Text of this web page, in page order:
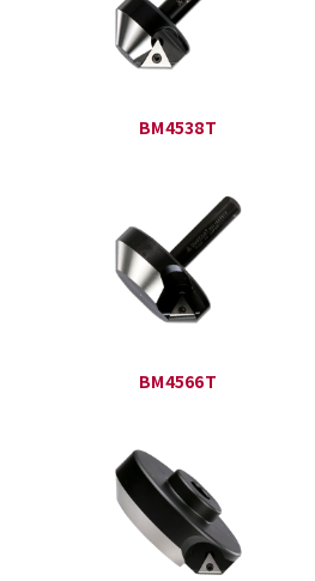
BM4538T
BM4566T